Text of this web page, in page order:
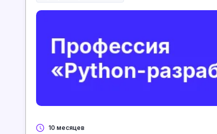
10 месяцев